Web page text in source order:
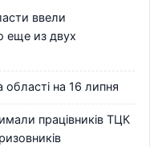
ввели
еще из двух
області на 16 липня
працівників ТЦК